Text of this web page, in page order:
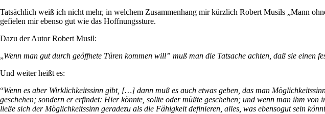
Tatsächlich weiß ich nicht mehr, in welchem Zusammenhang mir kürzlich Robert Musils „Mann
gefielen mir ebenso gut wie das Hoffnungssture.
Dazu der Autor Robert Musil:
„Wenn man gut durch geöffnete Türen kommen will” muß man die Tatsache achten, daß sie
Und weiter heißt es:
“Wenn es aber Wirklichkeitssinn gibt, […] dann muß es auch etwas geben, das man
geschehen; sondern er erfindet: Hier könnte, sollte oder müßte geschehen; und wenn man ihm
ließe sich der Möglichkeitssinn geradezu als die Fähigkeit definieren, alles, was ebensogut sein